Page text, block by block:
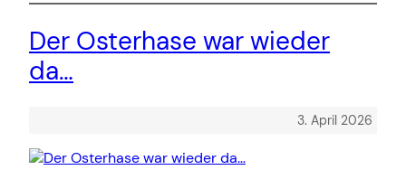
Der Osterhase war wieder
da…
3. April 2026